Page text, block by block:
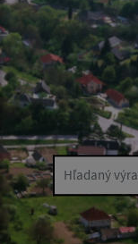
Hľadaný výraz...